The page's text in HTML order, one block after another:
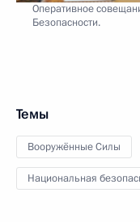
Оперативное
Безопасности.
Темы
Вооружённые Силы
Национальная